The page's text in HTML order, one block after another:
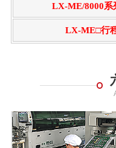
LX-ME/8000系
LX-ME□行